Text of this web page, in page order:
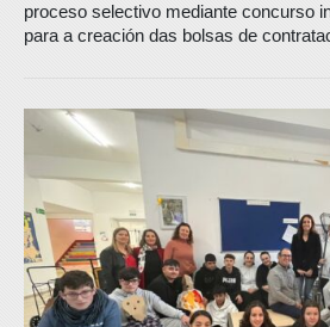
proceso selectivo mediante concurso
para a creación das bolsas de